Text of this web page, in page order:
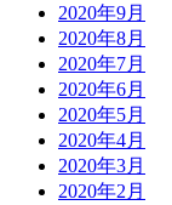
2020年9月
2020年8月
2020年7月
2020年6月
2020年5月
2020年4月
2020年3月
2020年2月